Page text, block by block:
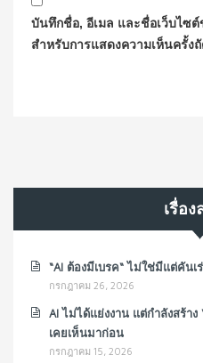
บันทึกชื่อ, อีเมล และชื่อเว็บไซ
สำหรับการแสดงความเห็นครั้ง
เรื่อ
“AI ต้องมีเบรค“ ไม่ใช่มีแต่คันเ
กรกฎาคม 26, 2026
AI ไม่ได้แย่งงาน แต่กำลังสร้า
เคยเห็นมาก่อน
กรกฎาคม 15, 2026